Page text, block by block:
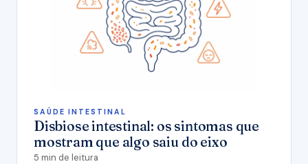
SAÚDE INTESTINAL
Disbiose intestinal: os sintomas que
mostram que algo saiu do eixo
5 min de leitura